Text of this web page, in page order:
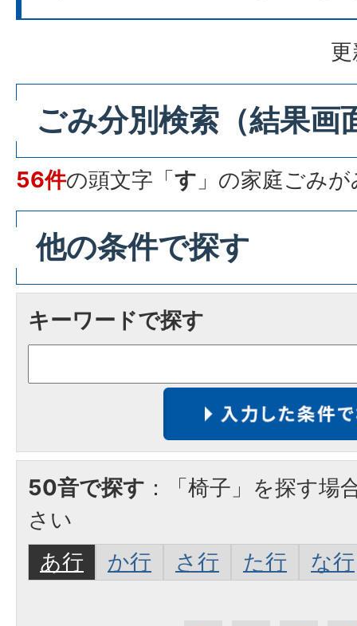
ごみ分別検索 （結果画
56件の頭文字「す 」の家庭ごみが
他の条件で探す
キーワードで探す
50音で探す ：「椅子」を探す場
さい
あ行
か行 さ行 た行 な行